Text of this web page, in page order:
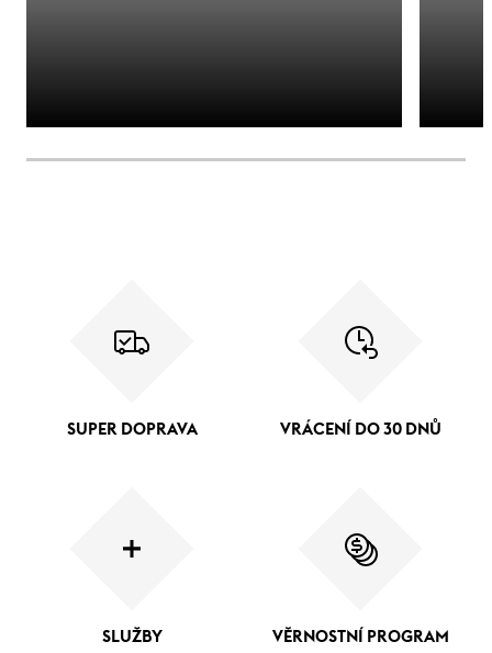
SUPER DOPRAVA VRÁCENÍ DO 30 DNŮ
SLUŽBY VĚRNOSTNÍ PROGRAM